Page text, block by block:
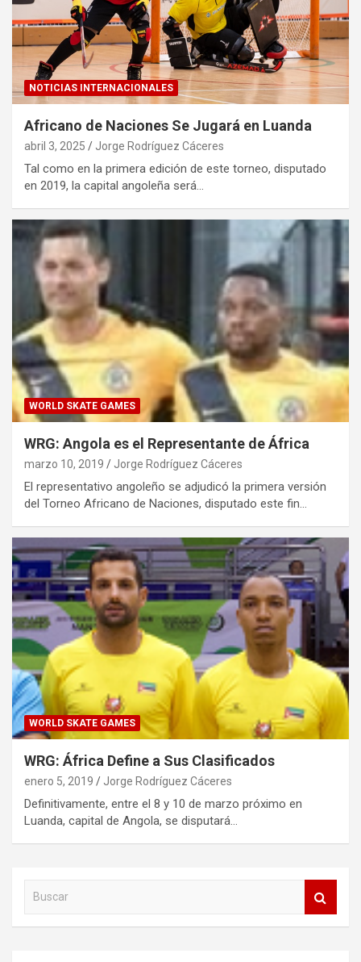
NOTICIAS INTERNACIONALES
Africano de Naciones Se Jugará en Luanda
abril 3, 2025 Jorge Rodríguez Cáceres
Tal como en la primera edición de este torneo, disputado
en 2019, la capital angoleña será…
WORLD SKATE GAMES
WRG: Angola es el Representante de África
marzo 10, 2019 Jorge Rodríguez Cáceres
El representativo angoleño se adjudicó la primera versión
del Torneo Africano de Naciones, disputado este fin…
WORLD SKATE GAMES
WRG: África Define a Sus Clasificados
enero 5, 2019 Jorge Rodríguez Cáceres
Definitivamente, entre el 8 y 10 de marzo próximo en
Luanda, capital de Angola, se disputará…